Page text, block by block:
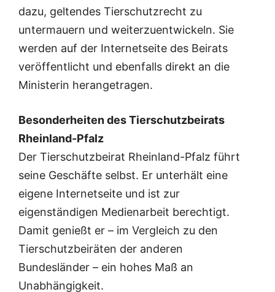
dazu, geltendes Tierschutzrecht zu
untermauern und weiterzuentwickeln. Sie
werden auf der Internetseite des Beirats
veröffentlicht und ebenfalls direkt an die
Ministerin herangetragen.
Besonderheiten des Tierschutzbeirats
Rheinland-Pfalz
Der Tierschutzbeirat Rheinland-Pfalz führt
seine Geschäfte selbst. Er unterhält eine
eigene Internetseite und ist zur
eigenständigen Medienarbeit berechtigt.
Damit genießt er – im Vergleich zu den
Tierschutzbeiräten der anderen
Bundesländer – ein hohes Maß an
Unabhängigkeit.